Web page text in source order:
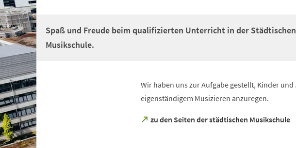
Spaß und Freude beim qualifizierten Unterricht in der Städtischen
Musikschule.
Wir haben uns zur Aufgabe gestellt, Kinder
eigenständigem Musizieren anzuregen.
zu den Seiten der städtischen Musikschule
(Öffnet